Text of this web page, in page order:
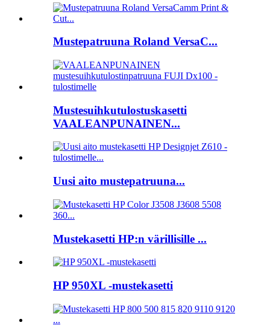
Mustepatruuna Roland VersaC...
Mustesuihkutulostuskasetti
VAALEANPUNAINEN...
Uusi aito mustepatruuna...
Mustekasetti HP:n värillisille ...
HP 950XL -mustekasetti